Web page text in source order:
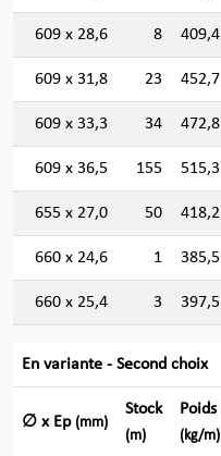
609 x 28,6 8 409,4
609 x 31,8 23 452,7
609 x 33,3 34 472,8
609 x 36,5 155 515,3
655 x 27,0 50 418,2
660 x 24,6 1 385,5
660 x 25,4 3 397,5
En variante - Second choix
∅ x Ep (mm)
Stock
(m)
Poids
(kg/m)